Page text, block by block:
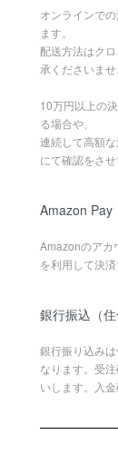
オンラインで
ます。
配送方法はク
承くださいませ
10万円以上の
る場合や、
連続して高額
にて確認をさ
Amazon Pay
Amazonのアカ
を利用して決済
銀行振込（住
銀行振り込み
なります。受
いします。入